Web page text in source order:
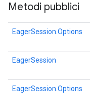
Metodi pubblici
EagerSession.Options
EagerSession
EagerSession.Options